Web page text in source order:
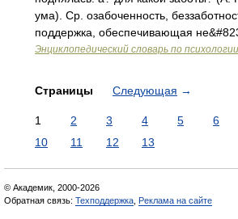
ума). Ср. озабоченность,
поддержка, обеспечивающая
Энциклопедический словарь по
Страницы Следующая →
1 2 3 4 5 6
10
11 12 13
© Академик, 2000-2026
Обратная связь: Техподдержка Реклама на сайте